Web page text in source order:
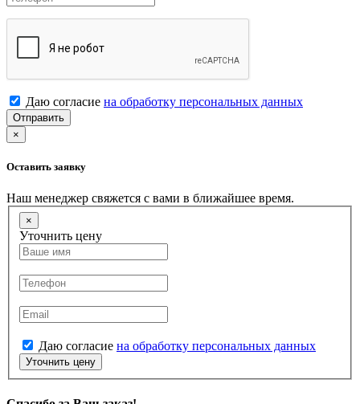
Даю согласие на обработку персональных данных
Отправить
×
Оставить заявку
Наш менеджер свяжется с вами в ближайшее время.
×
Уточнить цену
Даю согласие на обработку персональных данных
Уточнить цену